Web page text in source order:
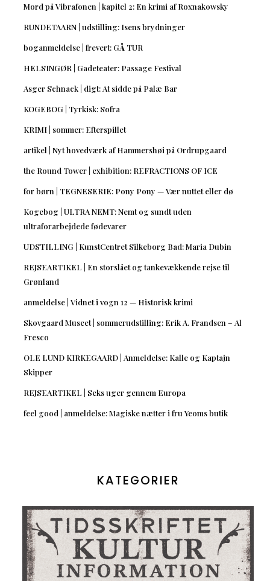
Mord på Vibrafonen | kapitel 2: En krimi af Roxnakowsky
RUNDETAARN | udstilling: Isens brydninger
boganmeldelse | frevert: GÅ TUR
HELSINGØR | Gadeteater: Passage Festival
Asger Schnack | digt: At sidde på Palæ Bar
KOGEBOG | Tyrkisk: Sofra
KRIMI | sommer: Efterspillet
artikel | Nyt hovedværk af Hammershøi på Ordrupgaard
the Round Tower | exhibition: REFRACTIONS OF ICE
for børn | TEGNESERIE: Pony Pony — Vær nuttet eller dø
Kogebog | ULTRA NEMT: Nemt og sundt uden
ultraforarbejdede fødevarer
UDSTILLING | KunstCentret Silkeborg Bad: Maria Dubin
REJSEARTIKEL | En storslået og tankevækkende rejse til
Grønland
anmeldelse | Vidnet i vogn 12 — Historisk krimi
Skovgaard Museet | sommerudstilling: Erik A. Frandsen – Al
Fresco
OLE LUND KIRKEGAARD | Anmeldelse: Kalle og Kaptajn
Skipper
REJSEARTIKEL | Seks uger gennem Europa
feel good | anmeldelse: Magiske nætter i fru Yeoms butik
KATEGORIER